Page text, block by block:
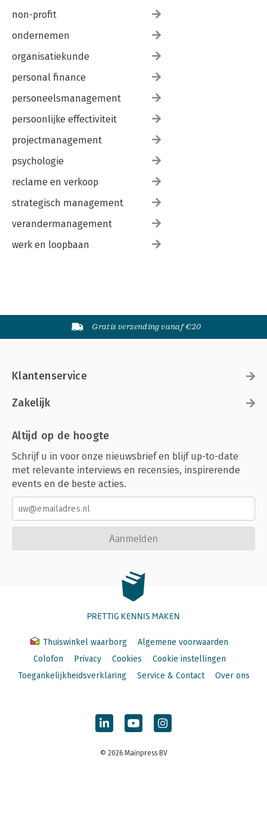
non-profit
ondernemen
organisatiekunde
personal finance
personeelsmanagement
persoonlijke effectiviteit
projectmanagement
psychologie
reclame en verkoop
strategisch management
verandermanagement
werk en loopbaan
Gratis verzending vanaf €20
Klantenservice
Zakelijk
Altijd op de hoogte
Schrijf u in voor onze nieuwsbrief en blijf up-to-date
met relevante interviews en recensies, inspirerende
events en de beste acties.
Aanmelden
PRETTIG KENNIS MAKEN
Thuiswinkel waarborg
Algemene voorwaarden
Colofon
Privacy Cookies
Cookie instellingen
Toegankelijkheidsverklaring
Service & Contact Over ons
© 2026 Mainpress BV